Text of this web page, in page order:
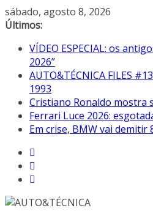
Pular
para
conteúdo
sábado, agosto 8, 2026
Últimos:
VÍDEO ESPECIAL: os
2026”
AUTO&TÉCNICA FILES
1993
Cristiano Ronaldo mostra
Ferrari Luce 2026:
Em crise, BMW vai demitir